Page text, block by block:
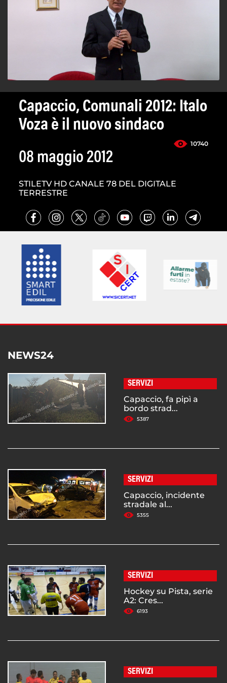
Capaccio, Comunali 2012: Italo
Voza è il nuovo sindaco
10740
08 maggio 2012
STILETV HD CANALE 78 DEL DIGITALE
TERRESTRE
NEWS24
SERVIZI
Capaccio, fa pipì a
bordo strad...
5387
SERVIZI
Capaccio, incidente
stradale al...
5355
SERVIZI
Hockey su Pista, serie
A2: Cres...
6193
SERVIZI